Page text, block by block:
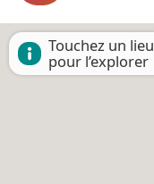
Touchez un lieu
pour l’explorer